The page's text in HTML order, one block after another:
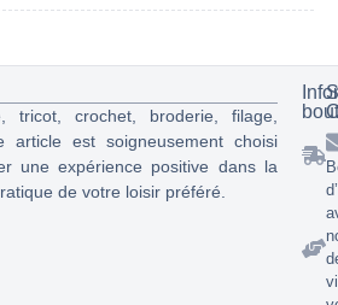
tricot, crochet, broderie, filage,
article est soigneusement choisi
une expérience positive dans la
de votre loisir préféré.